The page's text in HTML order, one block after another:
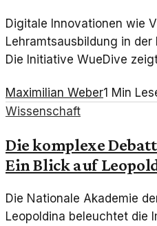
Digitale Innovationen wie
Lehramtsausbildung in
Die Initiative WueDive
Maximilian Weber1 Min
Wissenschaft
Die komplexe
Ein Blick auf
Die Nationale Akademie
Leopoldina beleuchtet die